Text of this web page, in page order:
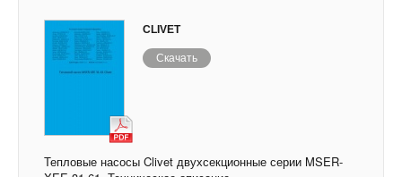
CLIVET
Скачать
Тепловые насосы Clivet двухсекционные серии MSER-